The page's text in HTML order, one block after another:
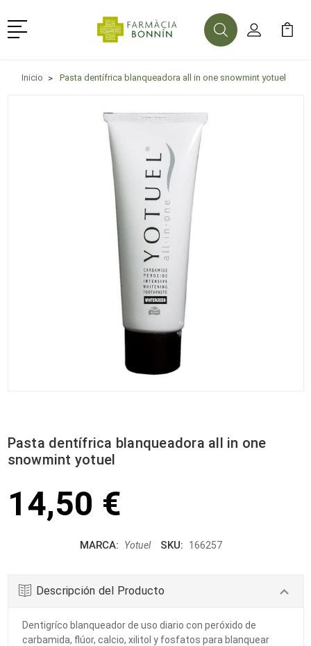
Menú
BuscarMi Cuenta
Mi
Inicio Pasta dentífrica blanqueadora all in one snowmint yotuel
Pasta dentífrica blanqueadora all in one
snowmint yotuel
14,50 €
MARCA: Yotuel SKU: 166257
Descripción del Producto
Dentigríco blanqueador de uso diario con peróxido de
carbamida, flúor, calcio, xilitol y fosfatos para blanquear